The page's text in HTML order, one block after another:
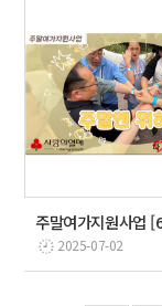
2025-07-02